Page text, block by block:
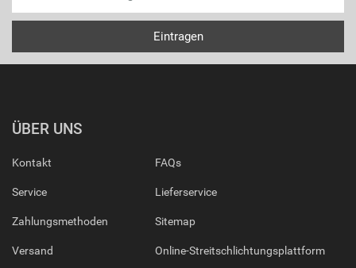
ÜBER UNS
Kontakt
Service
Zahlungsmethoden
Versand
FAQs
Lieferservice
Sitemap
Online-Streitschlichtungsplattform